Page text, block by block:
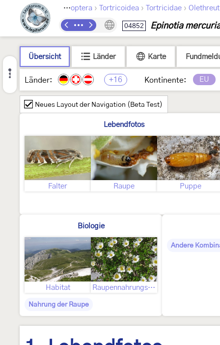
Lepidoptera › Tortricoidea › Tortricidae ›
04852 Epinotia
Übersicht Länder Karte
Länder: +16 Kontinente: EU
Neues Layout der Navigation (Beta Test)
Lebendfotos
Falter Raupe Puppe
Biologie
Habitat Raupennahrungspflanze
Nahrung der Raupe
Andere